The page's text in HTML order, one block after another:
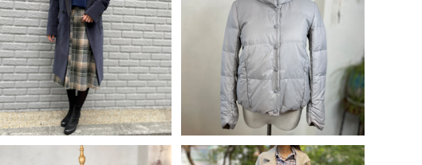
[コーデ買い] で【 30%OFF! 】
3点 イタリア製 MESSAGERI
E ダブルボタンベロアコート
+ イタリア製 Les Copains
ネイビー ワイドカラー薄手ニ
ット + ヨーロッパ古着 C＆A
チェック フレアスカート＜グレ
ーグリーン＞
¥39,970
30%OFF
emma & gaia ショート丈 ダ
ウンジャケット
¥33,900
50%OFF